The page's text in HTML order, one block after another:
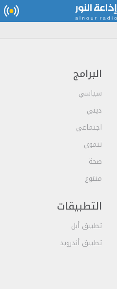
البرامج
سياسي
ديني
اجتماعي
تنموي
صحة
متنوع
التطبيقات
تطبيق أبل
تطبيق أندرويد